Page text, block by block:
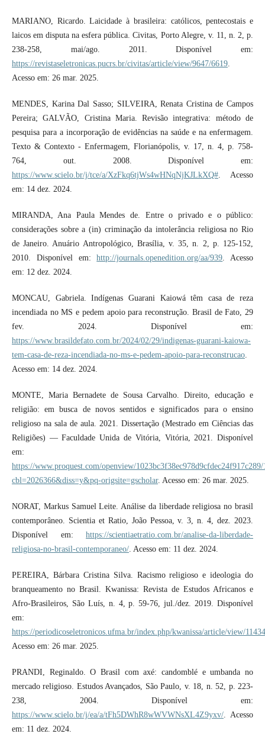
MARIANO, Ricardo. Laicidade à brasileira: católicos, pentecostais e
laicos em disputa na esfera pública. Civitas, Porto Alegre, v. 11, n. 2, p.
238-258, mai/ago. 2011. Disponível em:
https://revistaseletronicas.pucrs.br/civitas/article/view/9647/6619.
Acesso em: 26 mar. 2025.
MENDES, Karina Dal Sasso; SILVEIRA, Renata Cristina de Campos
Pereira; GALVÃO, Cristina Maria. Revisão integrativa: método de
pesquisa para a incorporação de evidências na saúde e na enfermagem.
Texto & Contexto - Enfermagem, Florianópolis, v. 17, n. 4, p. 758-
764, out. 2008. Disponível em:
https://www.scielo.br/j/tce/a/XzFkq6tjWs4wHNqNjKJLkXQ#. Acesso
em: 14 dez. 2024.
MIRANDA, Ana Paula Mendes de. Entre o privado e o público:
considerações sobre a (in) criminação da intolerância religiosa no Rio
de Janeiro. Anuário Antropológico, Brasília, v. 35, n. 2, p. 125-152,
2010. Disponível em:http://journals.openedition.org/aa/939 . Acesso
em: 12 dez. 2024.
MONCAU, Gabriela. Indígenas Guarani Kaiowá têm casa de reza
incendiada no MS e pedem apoio para reconstrução. Brasil de Fato, 29
fev. 2024. Disponível em:
https://www.brasildefato.com.br/2024/02/29/indigenas-guarani-kaiowa-
tem-casa-de-reza-incendiada-no-ms-e-pedem-apoio-para-reconstrucao.
Acesso em: 14 dez. 2024.
MONTE, Maria Bernadete de Sousa Carvalho. Direito, educação e
religião: em busca de novos sentidos e significados para o ensino
religioso na sala de aula. 2021. Dissertação (Mestrado em Ciências das
Religiões) — Faculdade Unida de Vitória, Vitória, 2021. Disponível
em:
https://www.proquest.com/openview/1023bc3f38ec978d9cfdec24f917c289/
cbl=2026366&diss=y&pq-origsite=gscholar. Acesso em: 26 mar. 2025.
NORAT, Markus Samuel Leite. Análise da liberdade religiosa no brasil
contemporâneo. Scientia et Ratio, João Pessoa, v. 3, n. 4, dez. 2023.
Disponível em:https://scientiaetratio.com.br/analise-da-liberdade-
religiosa-no-brasil-contemporaneo/. Acesso em: 11 dez. 2024.
PEREIRA, Bárbara Cristina Silva. Racismo religioso e ideologia do
branqueamento no Brasil. Kwanissa: Revista de Estudos Africanos e
Afro-Brasileiros, São Luís, n. 4, p. 59-76, jul./dez. 2019. Disponível
em:
https://periodicoseletronicos.ufma.br/index.php/kwanissa/article/view/
Acesso em: 26 mar. 2025.
PRANDI, Reginaldo. O Brasil com axé: candomblé e umbanda no
mercado religioso. Estudos Avançados, São Paulo, v. 18, n. 52, p. 223-
238, 2004. Disponível em:
https://www.scielo.br/j/ea/a/tFh5DWhR8wWVWNsXL4Z9yxv/. Acesso
em: 11 dez. 2024.